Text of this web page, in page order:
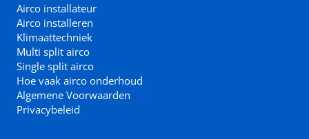
Airco installateur
Airco installeren
Klimaattechniek
Multi split airco
Single split airco
Hoe vaak airco onderhoud
Algemene Voorwaarden
Privacybeleid